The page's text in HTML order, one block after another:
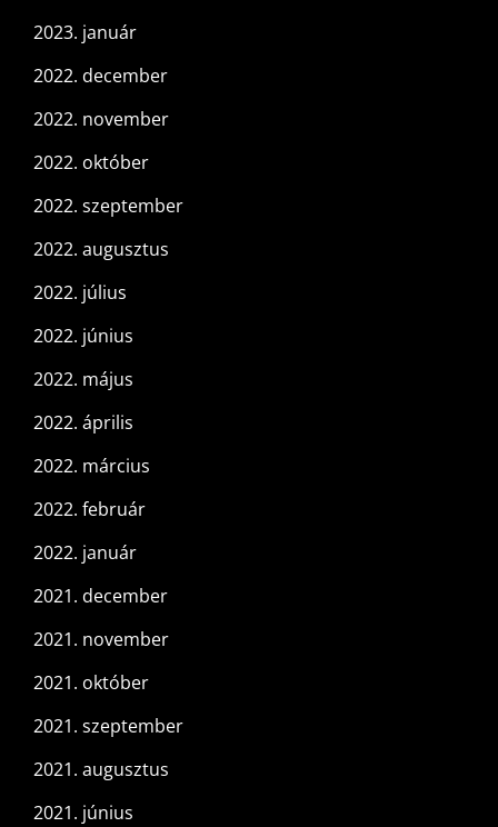
2023. január
2022. december
2022. november
2022. október
2022. szeptember
2022. augusztus
2022. július
2022. június
2022. május
2022. április
2022. március
2022. február
2022. január
2021. december
2021. november
2021. október
2021. szeptember
2021. augusztus
2021. június